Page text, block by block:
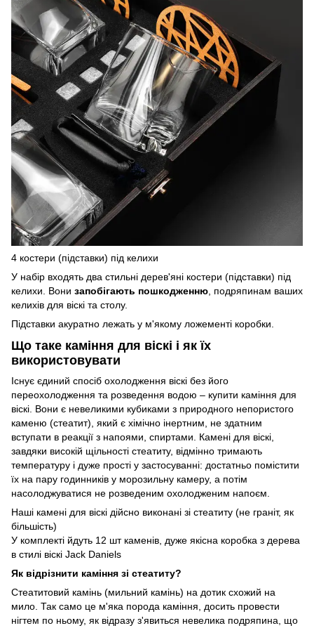
4 костери (підставки) під келихи
У набір входять два стильні дерев'яні костери (підставки) під
келихи. Вони запобігають пошкодженню , подряпинам ваших
келихів для віскі та столу.
Підставки акуратно лежать у м'якому ложементі коробки.
Що таке каміння для віскі і як їх
використовувати
Існує єдиний спосіб охолодження віскі без його
переохолодження та розведення водою – купити каміння для
віскі. Вони є невеликими кубиками з природного непористого
каменю (стеатит), який є хімічно інертним, не здатним
вступати в реакції з напоями, спиртами. Камені для віскі,
завдяки високій щільності стеатиту, відмінно тримають
температуру і дуже прості у застосуванні: достатньо помістити
їх на пару годинників у морозильну камеру, а потім
насолоджуватися не розведеним охолодженим напоєм.
Наші камені для віскі дійсно виконані зі стеатиту (не граніт, як
більшість)
У комплекті йдуть 12 шт каменів, дуже якісна коробка з дерева
в стилі віскі Jack Daniels
Як відрізнити каміння зі стеатиту?
Стеатитовий камінь (мильний камінь) на дотик схожий на
мило. Так само це м'яка порода каміння, досить провести
нігтем по ньому, як відразу з'явиться невелика подряпина, що